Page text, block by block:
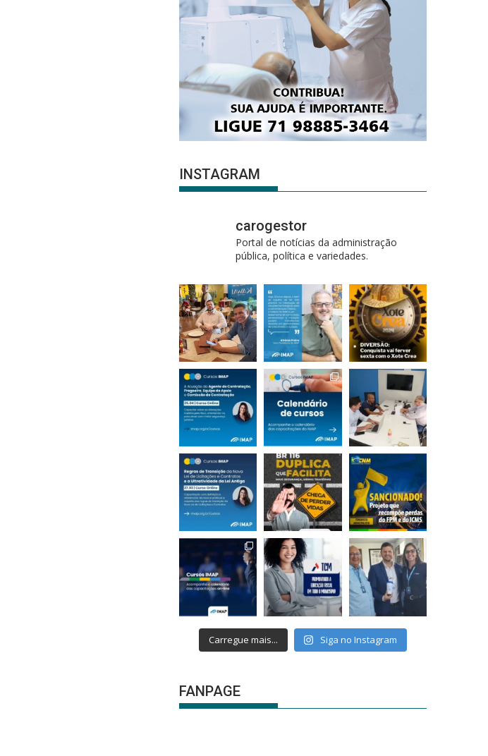
INSTAGRAM
carogestor
Portal de notícias da administração
pública, política e variedades.
Carregue mais... Siga no Instagram
FANPAGE